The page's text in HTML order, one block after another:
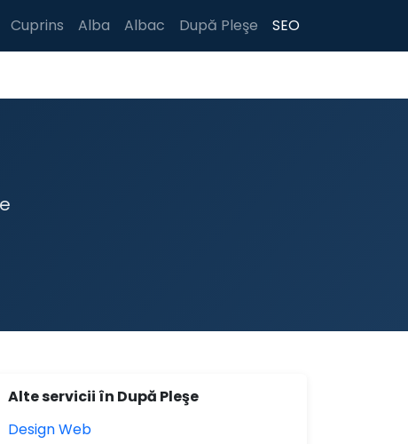
Cuprins Alba Albac După Pleşe SEO
Alte servicii în După Pleşe
Design Web